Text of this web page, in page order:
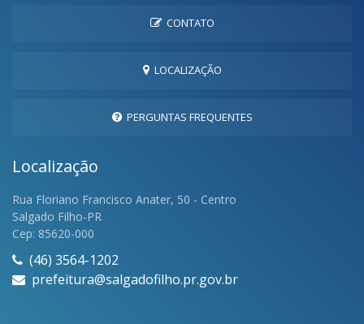
CONTATO
LOCALIZAÇÃO
PERGUNTAS FREQUENTES
Localização
Rua Floriano Francisco Anater, 50 - Centro
Salgado Filho-PR
Cep: 85620-000
(46) 3564-1202
prefeitura@salgadofilho.pr.gov.br